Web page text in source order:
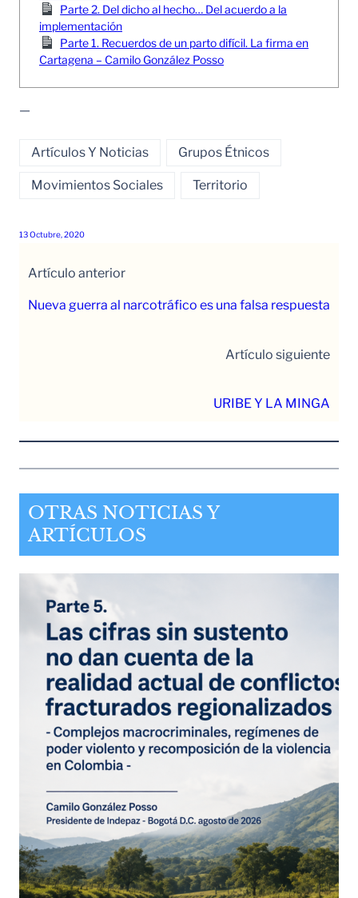
Parte 2. Del dicho al hecho… Del acuerdo a la
implementación
Parte 1. Recuerdos de un parto difícil. La firma en
Cartagena – Camilo González Posso
—
Artículos Y Noticias Grupos Étnicos
Movimientos Sociales Territorio
13 Octubre, 2020
Artículo anterior
Nueva guerra al narcotráfico es una falsa respuesta
Artículo siguiente
URIBE Y LA MINGA
OTRAS NOTICIAS Y
ARTÍCULOS